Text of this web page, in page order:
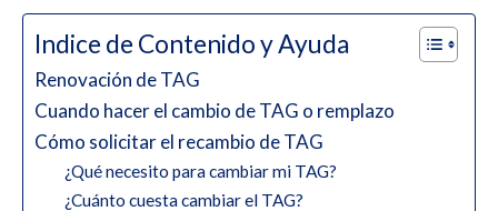
Indice de Contenido y Ayuda
Renovación de TAG
Cuando hacer el cambio de TAG o remplazo
Cómo solicitar el recambio de TAG
¿Qué necesito para cambiar mi TAG?
¿Cuánto cuesta cambiar el TAG?